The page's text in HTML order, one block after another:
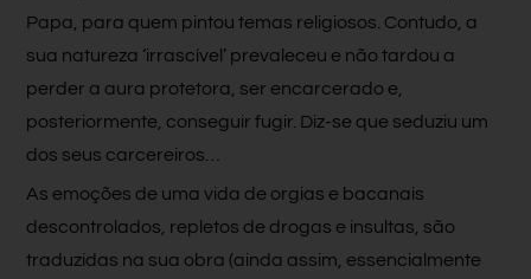
Papa, para quem pintou temas religiosos. Contudo, a
sua natureza ‘irrascível’ prevaleceu e não tardou a
perder a aura protetora, ser encarcerado e,
posteriormente, conseguir fugir. Diz-se que seduziu um
dos seus carcereiros…
As emoções de uma vida de orgias e bacanais
descontrolados, repletos de drogas e insultas, são
traduzidas na sua obra (ainda assim, essencialmente